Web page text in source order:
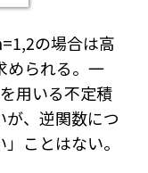
=1,2の場合は高
められる。一
用いる不定積
が、逆関数につ
ことはない。